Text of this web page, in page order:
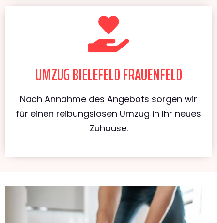
UMZUG BIELEFELD FRAUENFELD
Nach Annahme des Angebots sorgen wir
für einen reibungslosen Umzug in Ihr neues
Zuhause.